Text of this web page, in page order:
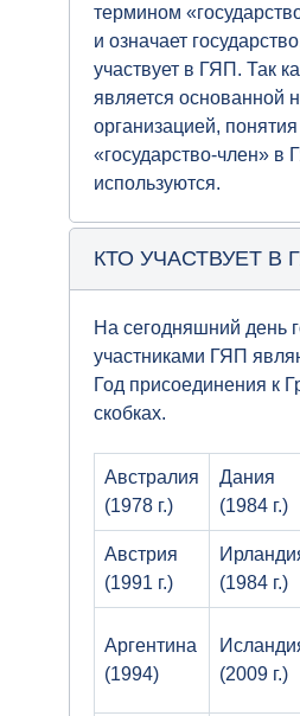
термином
и означает
участвует в ГЯП. Так
является основанной
организацией,
«государство-член» в
используются.
КТО УЧАСТВУЕТ В
На сегодняшний день
участниками ГЯП
Год присоединения к
скобках.
Австралия
(1978 г.)
Дания
(1984 г.)
Австрия
(1991 г.)
(1984 г.)
Аргентина
(1994)
(2009 г.)